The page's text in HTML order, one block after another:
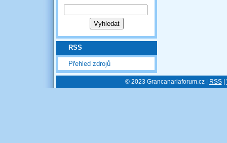
RSS
Přehled zdrojů
© 2023 Grancanariaforum.cz | RSS|